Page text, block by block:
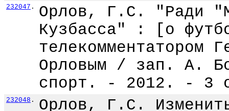
232047 .
Орлов, Г.С. "Ради
Кузбасса" : [о
телекомментатором
Орловым / зап. А.
спорт. - 2012. - 3
232048 .
Орлов, Г.С.